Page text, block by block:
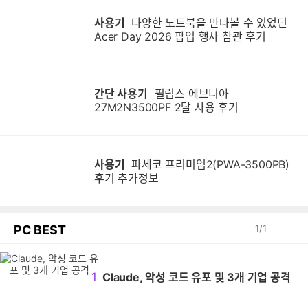
사용기
Acer Day 2026 팝업 행사 참관 후기
간단 사용기
27M2N3500PF 2달 사용 후기
사용기
파세코 프리미엄2(PWA-3500PB)
후기 추가정보
PC BEST 1/1
1 Claude, 악성 코드 유포 및 3개 기업 공격